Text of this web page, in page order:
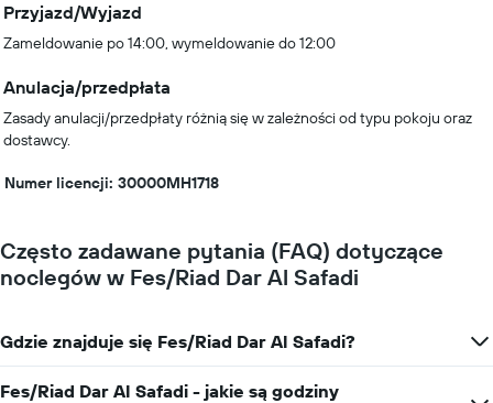
Przyjazd/Wyjazd
Zameldowanie po 14:00, wymeldowanie do 12:00
Anulacja/przedpłata
Zasady anulacji/przedpłaty różnią się w zależności od typu pokoju oraz
dostawcy.
Numer licencji: 30000MH1718
Często zadawane pytania (FAQ) dotyczące
noclegów w Fes/Riad Dar Al Safadi
Gdzie znajduje się Fes/Riad Dar Al Safadi?
Fes/Riad Dar Al Safadi - jakie są godziny